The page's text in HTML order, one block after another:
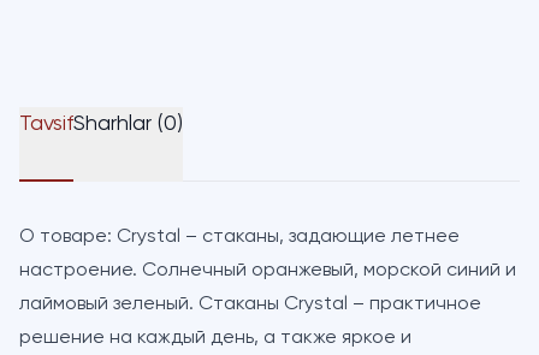
TavsifSharhlar (0)
О товаре: Crystal – стаканы, задающие летнее
настроение. Солнечный оранжевый, морской синий и
лаймовый зеленый. Стаканы Crystal – практичное
решение на каждый день, а также яркое и